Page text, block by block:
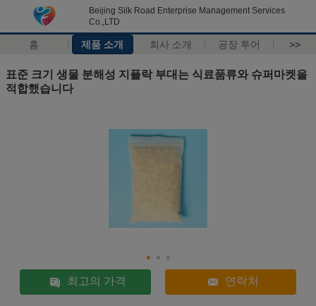
Beijing Silk Road Enterprise Management Services
Co.,LTD
홈 제품 소개 회사 소개 공장 투어 >>
표준 크기 생물 분해성 지플락 부대는 식료품류와 슈퍼마켓을
적합했습니다
최고의 가격 연락처